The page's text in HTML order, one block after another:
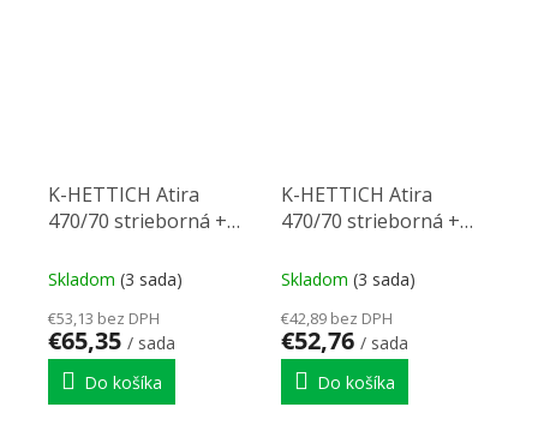
K-HETTICH Atira
470/70 strieborná +
590 800 strieborná
Skladom (3 sada)
€53,13 bez DPH
€65,35 / sada
Do košíka
K-HETTICH Atira
470/70 strieborná +
590 600 strieborná
Skladom (3 sada)
€42,89 bez DPH
€52,76 / sada
Do košíka